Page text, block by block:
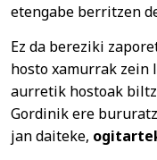
etengabe berritzen
Ez da bereziki
hosto xamurrak zein
aurretik hostoak
Gordinik ere
jan daiteke,